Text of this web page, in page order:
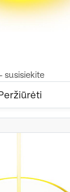
susisiekite